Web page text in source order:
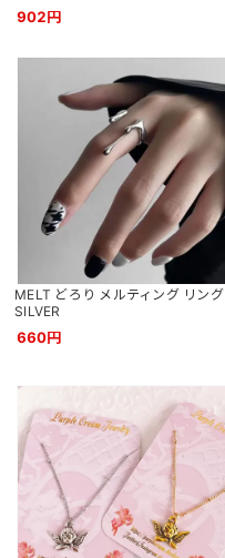
902円
MELT どろり メルティング リング
SILVER
660円